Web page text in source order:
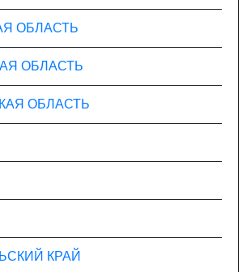
ОБЛАСТЬ
ОБЛАСТЬ
ОБЛАСТЬ
КРАЙ